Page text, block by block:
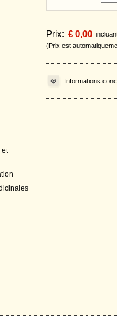
et
Prix: € 0,00
(Prix est
Informations